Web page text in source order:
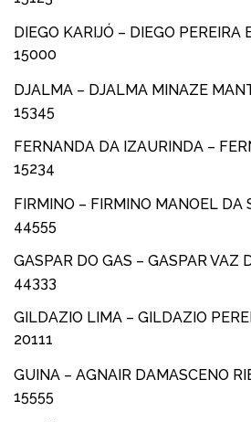
DIEGO KARIJÓ – DIEGO PEREIRA
15000
DJALMA – DJALMA MINAZE
15345
FERNANDA DA IZAURINDA –
15234
FIRMINO – FIRMINO MANOEL DA
44555
GASPAR DO GAS – GASPAR VAZ
44333
GILDAZIO LIMA – GILDAZIO
20111
GUINA – AGNAIR DAMASCENO
15555